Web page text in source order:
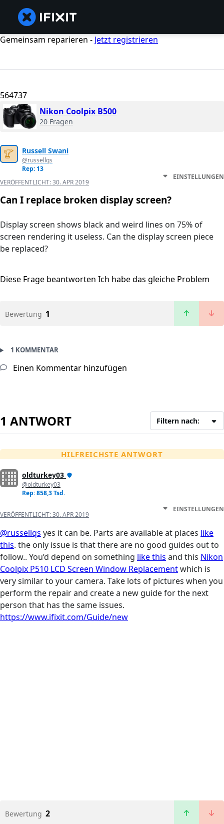
Gemeinsam reparieren - Jetzt registrieren
564737
Nikon Coolpix B500
20 Fragen
Russell Swani
@russellqs
Rep: 13
VERÖFFENTLICHT:30. APR 2019
EINSTELLUNGEN
Can I replace broken display screen?
Display screen shows black and weird lines on 75% of
screen rendering it useless. Can the display screen piece
be replaced?
Diese Frage beantworten Ich habe das gleiche Problem
Bewertung 1
1 KOMMENTAR
Einen Kommentar hinzufügen
1 ANTWORT Filtern nach:
HILFREICHSTE ANTWORT
oldturkey03
@oldturkey03
Rep: 858,3 Tsd.
VERÖFFENTLICHT:30. APR 2019
EINSTELLUNGEN
@russellqs yes it can be. Parts are available at places like
this. the only issue is that there are no good guides out to
follow.. You’d depend on something like this and this Nikon
Coolpix P510 LCD Screen Window Replacementwhich is
very similar to your camera. Take lots of pictures when you
perform the repair and create a new guide for the next
person that has the same issues.
https://www.ifixit.com/Guide/new
Bewertung 2